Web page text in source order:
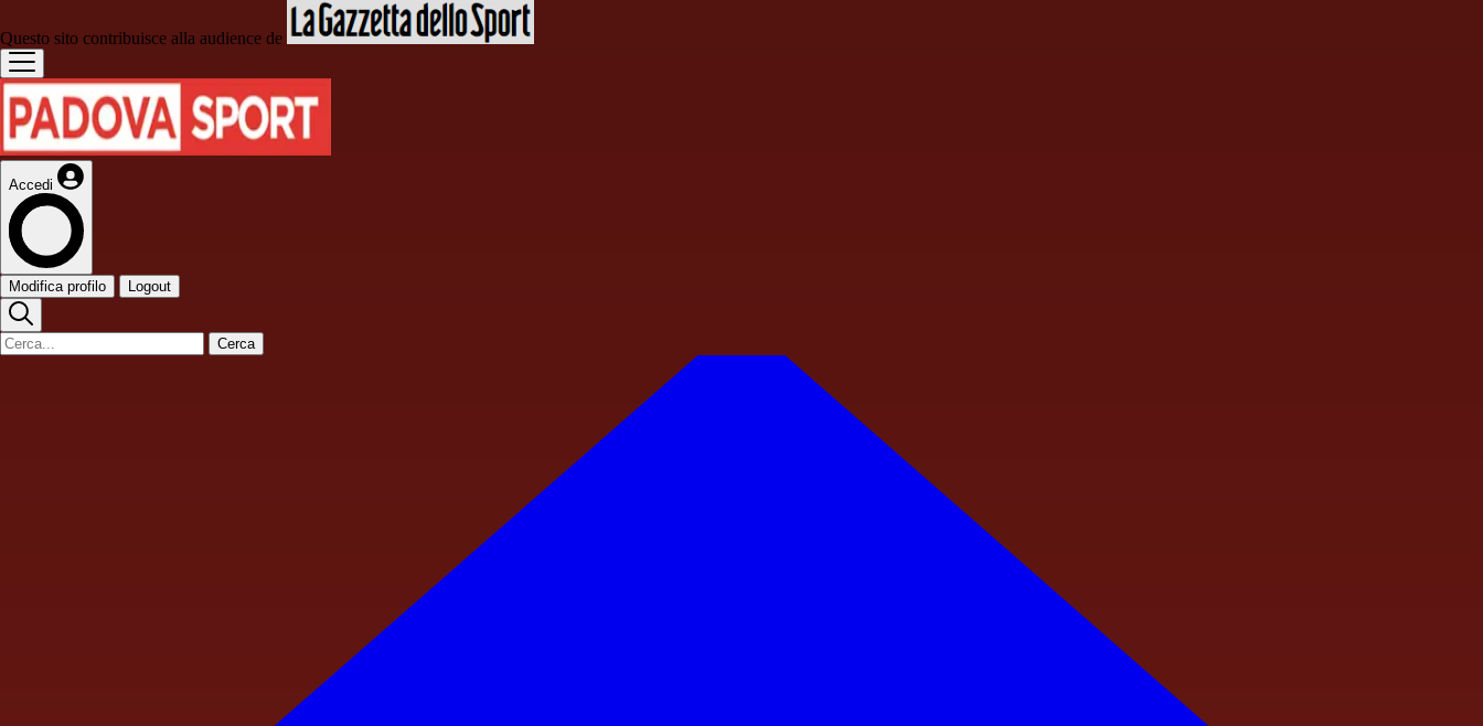
Questo sito contribuisce alla audience de
Accedi
Modifica profilo Logout
Cerca